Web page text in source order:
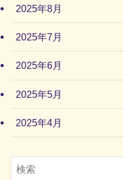
2025年8月
2025年7月
2025年6月
2025年5月
2025年4月